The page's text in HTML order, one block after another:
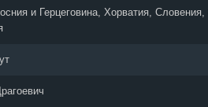
и Герцеговина, Хорватия,